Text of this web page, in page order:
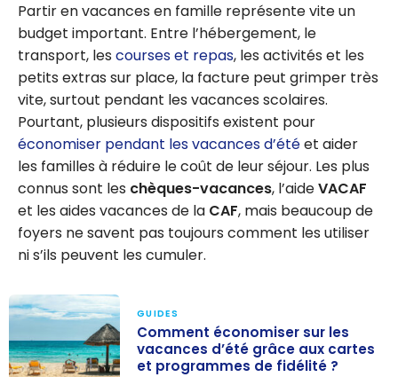
Partir en vacances en famille représente vite un
budget important. Entre l’hébergement, le
transport, les courses et repas, les activités et les
petits extras sur place, la facture peut grimper très
vite, surtout pendant les vacances scolaires.
Pourtant, plusieurs dispositifs existent pour
économiser pendant les vacances d’étéet aider
les familles à réduire le coût de leur séjour. Les plus
connus sont les chèques-vacances, l’aideVACAF
et les aides vacances de la CAF, mais beaucoup de
foyers ne savent pas toujours comment les utiliser
ni s’ils peuvent les cumuler.
GUIDES
Comment économiser sur les
vacances d’été grâce aux cartes
et programmes de fidélité ?